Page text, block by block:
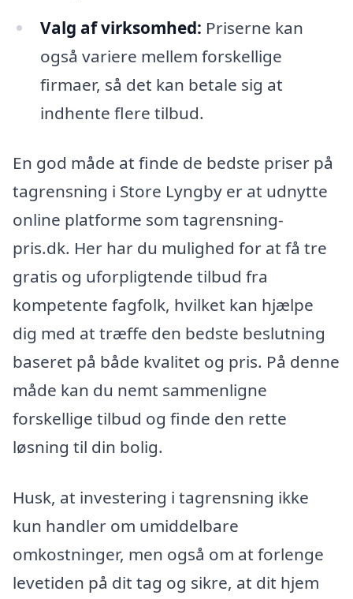
Valg af virksomhed: Priserne kan
også variere mellem forskellige
firmaer, så det kan betale sig at
indhente flere tilbud.
En god måde at finde de bedste priser på
tagrensning i Store Lyngby er at udnytte
online platforme som tagrensning-
pris.dk. Her har du mulighed for at få tre
gratis og uforpligtende tilbud fra
kompetente fagfolk, hvilket kan hjælpe
dig med at træffe den bedste beslutning
baseret på både kvalitet og pris. På denne
måde kan du nemt sammenligne
forskellige tilbud og finde den rette
løsning til din bolig.
Husk, at investering i tagrensning ikke
kun handler om umiddelbare
omkostninger, men også om at forlenge
levetiden på dit tag og sikre, at dit hjem